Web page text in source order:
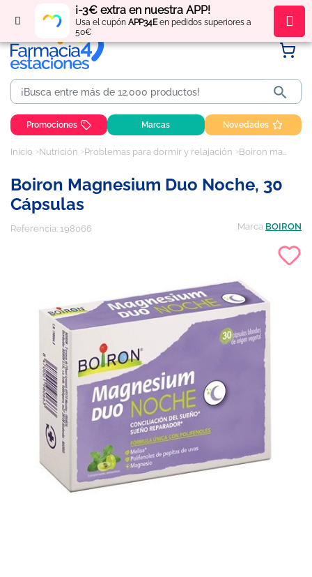
¡-3€ extra en nuestra APP!
Usa el cupón APP34Een pedidos superiores a
50€
Regístratey obténpuntos por tus compras

Promociones Marcas Novedades
Inicio Nutrición Problemas para dormir y relajación Boiron magnesium duo noche, 30 cápsulas
Boiron Magnesium Duo Noche, 30
Cápsulas
Referencia: 198066 Marca BOIRON